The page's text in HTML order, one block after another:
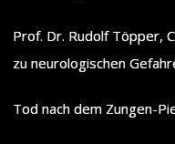
Prof. Dr. Rudolf Töpper,
zu neurologischen
Tod nach dem Zungen-